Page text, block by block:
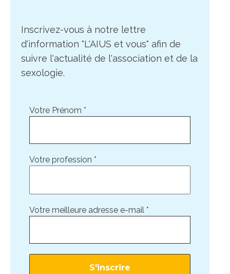
Inscrivez-vous à notre lettre
d'information "L'AIUS et vous" afin de
suivre l'actualité de l'association et de la
sexologie.
Votre Prénom *
Votre profession *
Votre meilleure adresse e-mail *